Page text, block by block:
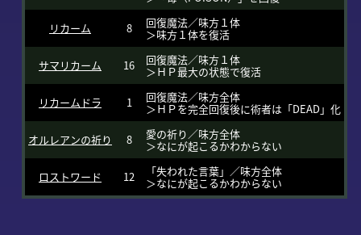
リカーム
8 回復魔法／味方１体
＞味方１体を復活
サマリカーム
16 回復魔法／味方１体
＞ＨＰ最大の状態で復活
リカームドラ
1 回復魔法／味方全体
＞ＨＰを完全回復後に術者は「DEAD」化
オルレアンの祈り
8 愛の祈り／味方全体
＞なにが起こるかわからない
ロストワード
12 「失われた言葉」／味方全体
＞なにが起こるかわからない